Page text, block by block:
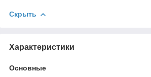
Скрыть
Характеристики
Основные